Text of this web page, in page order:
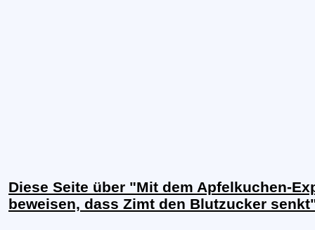
Diese Seite über "Mit dem Apfelkuchen-
beweisen, dass Zimt den Blutzucker